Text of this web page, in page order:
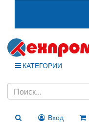
КАТЕГОРИИ
Вход